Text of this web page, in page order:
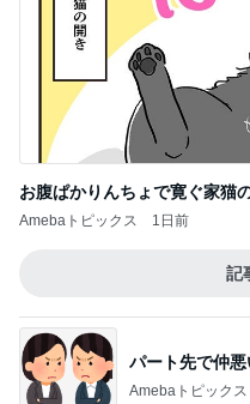
お腹ぱかりんちょで寛ぐ家猫
Amebaトピックス 1日前
記
パート先で仲
Amebaトピックス